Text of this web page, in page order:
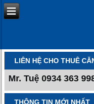
LIÊN HỆ CHO THUÊ
Mr. Tuệ 0934 363
THÔNG TIN MỚI NHẤT